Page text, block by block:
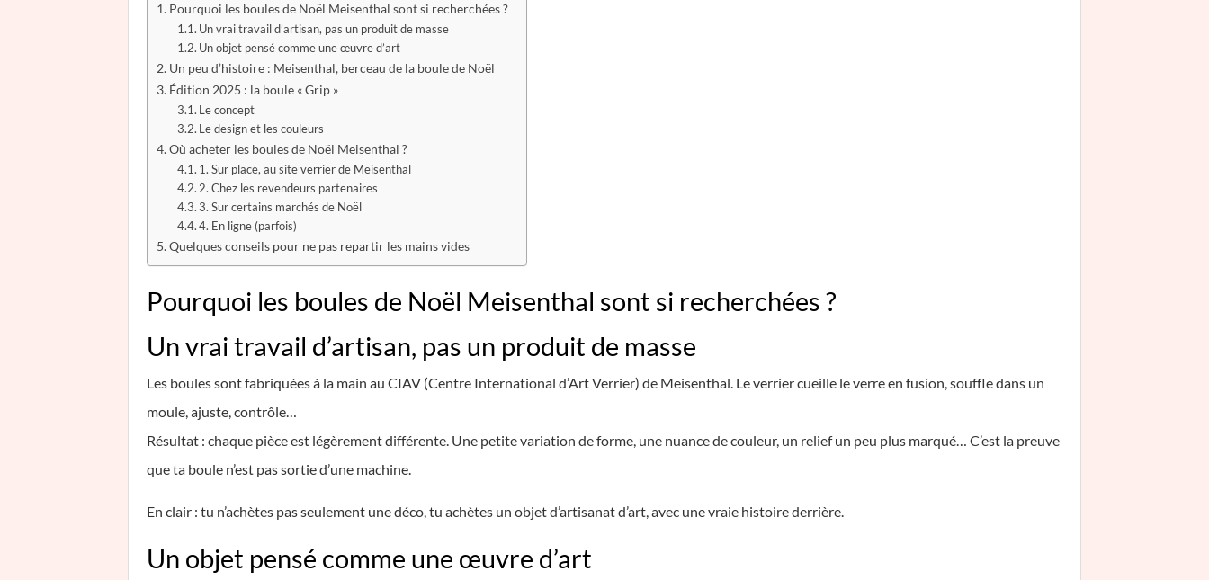
Pourquoi les boules de Noël Meisenthal sont si recherchées ?
Un vrai travail d’artisan, pas un produit de masse
Un objet pensé comme une œuvre d’art
Un peu d’histoire : Meisenthal, berceau de la boule de Noël
Édition 2025 : la boule « Grip »
Le concept
Le design et les couleurs
Où acheter les boules de Noël Meisenthal ?
1. Sur place, au site verrier de Meisenthal
2. Chez les revendeurs partenaires
3. Sur certains marchés de Noël
4. En ligne (parfois)
Quelques conseils pour ne pas repartir les mains vides
Pourquoi les boules de Noël Meisenthal sont si recherchées ?
Un vrai travail d’artisan, pas un produit de masse
Les boules sont fabriquées à la main au CIAV (Centre International d’Art Verrier) de Meisenthal. Le verrier cueille le verre en fusion, souffle dans un
moule, ajuste, contrôle…
Résultat : chaque pièce est légèrement différente. Une petite variation de forme, une nuance de couleur, un relief un peu plus marqué… C’est la preuve
que ta boule n’est pas sortie d’une machine.
En clair : tu n’achètes pas seulement une déco, tu achètes un objet d’artisanat d’art, avec une vraie histoire derrière.
Un objet pensé comme une œuvre d’art